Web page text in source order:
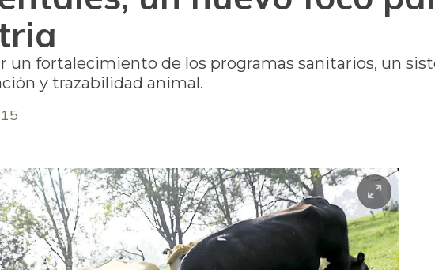
un fortalecimiento de los programas sanitarios, un
y trazabilidad animal.